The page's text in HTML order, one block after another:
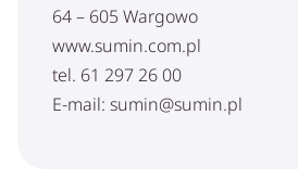
64 – 605 Wargowo
www.sumin.com.pl
tel. 61 297 26 00
E-mail: sumin@sumin.pl